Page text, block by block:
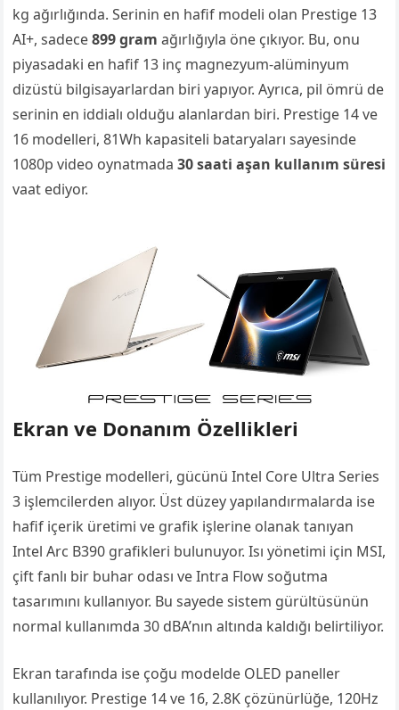
kg ağırlığında. Serinin en hafif modeli olan Prestige 13
AI+, sadece899 gram ağırlığıyla öne çıkıyor. Bu, onu
piyasadaki en hafif 13 inç magnezyum-alüminyum
dizüstü bilgisayarlardan biri yapıyor. Ayrıca, pil ömrü de
serinin en iddialı olduğu alanlardan biri. Prestige 14 ve
16 modelleri, 81Wh kapasiteli bataryaları sayesinde
1080p video oynatmada30 saati aşan kullanım süresi
vaat ediyor.
Ekran ve Donanım Özellikleri
Tüm Prestige modelleri, gücünü Intel Core Ultra Series
3 işlemcilerden alıyor. Üst düzey yapılandırmalarda ise
hafif içerik üretimi ve grafik işlerine olanak tanıyan
Intel Arc B390 grafikleri bulunuyor. Isı yönetimi için MSI,
çift fanlı bir buhar odası ve Intra Flow soğutma
tasarımını kullanıyor. Bu sayede sistem gürültüsünün
normal kullanımda 30 dBA’nın altında kaldığı belirtiliyor.
Ekran tarafında ise çoğu modelde OLED paneller
kullanılıyor. Prestige 14 ve 16, 2.8K çözünürlüğe, 120Hz